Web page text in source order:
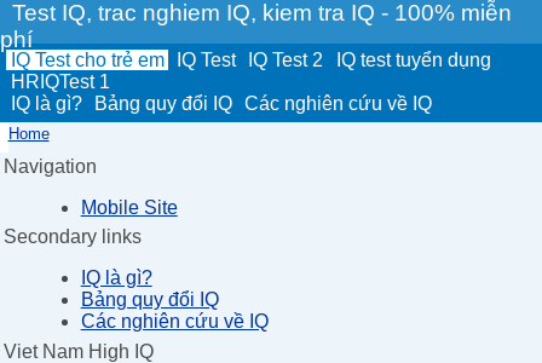
Test IQ, trac nghiem IQ, kiem tra IQ - 100% miễn
phí
IQ Test cho trẻ em IQ Test IQ Test 2
IQ test tuyển dụng
HRIQTest 1
IQ là gì?
Bảng quy đổi IQ Các nghiên cứu về IQ
Home
Navigation
Mobile Site
Secondary links
IQ là gì?
Bảng quy đổi IQ
Các nghiên cứu về IQ
Viet Nam High IQ